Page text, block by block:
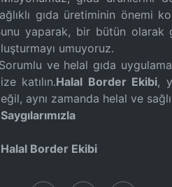
gıda üretiminin önemi
yaparak, bir bütün olarak
umuyoruz.
Sorumlu ve helal gıda
katılın.Halal Border Ekibi,
aynı zamanda helal ve
Saygılarımızla
Halal Border Ekibi